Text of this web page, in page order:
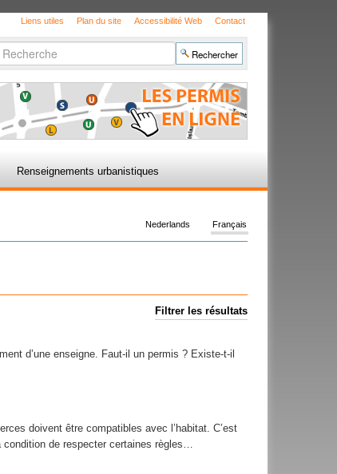
Liens utiles Plan du site Accessibilité Web Contact
Chercher par
Renseignements urbanistiques
Français
Nederlands
Filtrer les résultats
d’une enseigne. Faut-il un permis ? Existe-t-il
doivent être compatibles avec l’habitat. C’est
de respecter certaines règles…